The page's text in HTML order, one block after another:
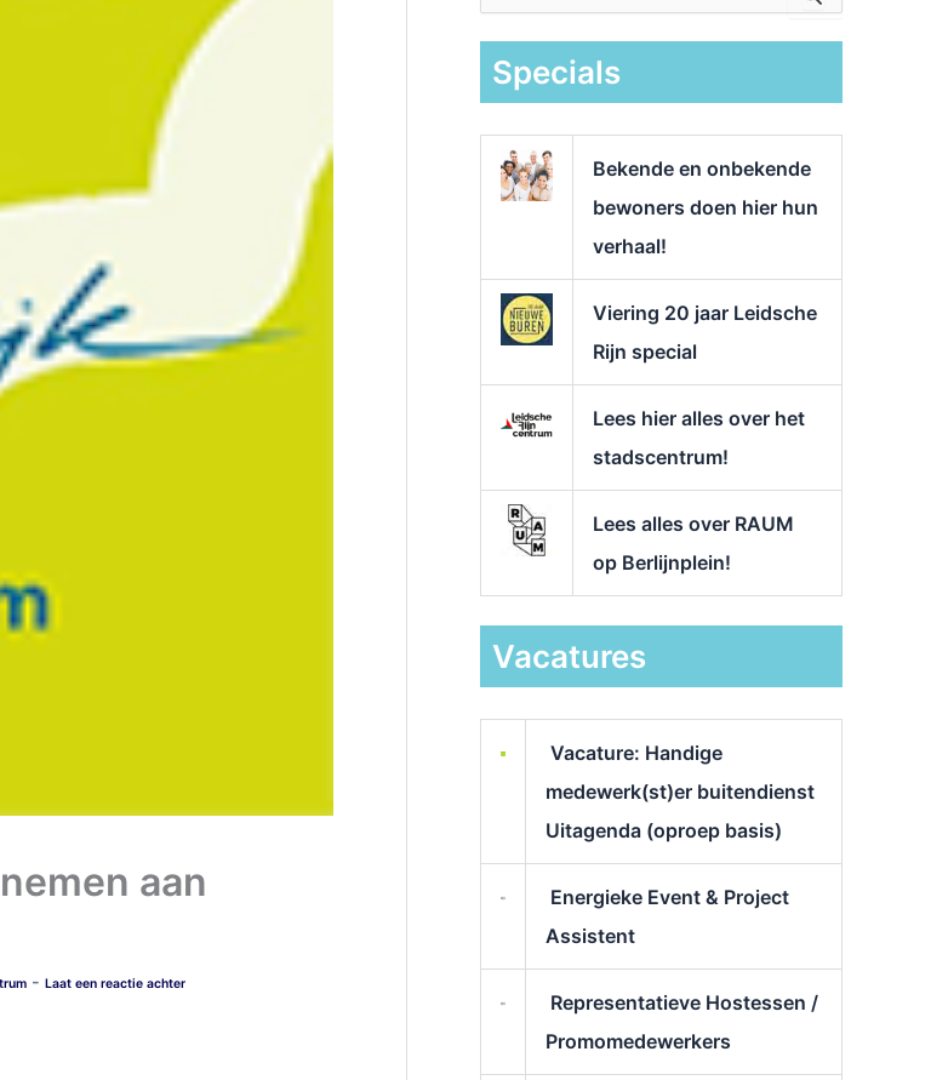
aan
- Laat een reactie achter
k
Specials
Bekende en onbekende
bewoners doen hier hun
verhaal!
Viering 20 jaar Leidsche
Rijn special
Lees hier alles over het
stadscentrum!
Lees alles over RAUM
op Berlijnplein!
Vacatures
Vacature: Handige
medewerk(st)er buitendienst
Uitagenda (oproep basis)
Energieke Event & Project
Assistent
Representatieve Hostessen /
Promomedewerkers